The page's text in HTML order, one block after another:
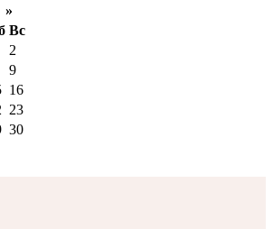
»
Вс
2
9
16
23
30